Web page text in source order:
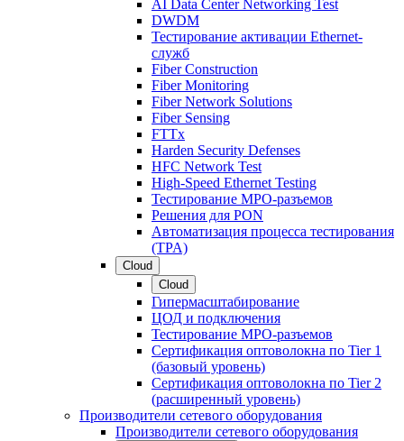
AI Data Center Networking Test
DWDM
Тестирование активации Ethernet-
служб
Fiber Construction
Fiber Monitoring
Fiber Network Solutions
Fiber Sensing
FTTx
Harden Security Defenses
HFC Network Test
High-Speed Ethernet Testing
Тестирование МРО-разъемов
Решения для PON
Автоматизация процесса тестирования
(TPA)
Cloud
Cloud
Гипермасштабирование
ЦОД и подключения
Тестирование МРО-разъемов
Сертификация оптоволокна по Tier 1
(базовый уровень)
Сертификация оптоволокна по Tier 2
(расширенный уровень)
Производители сетевого оборудования
Производители сетевого оборудования